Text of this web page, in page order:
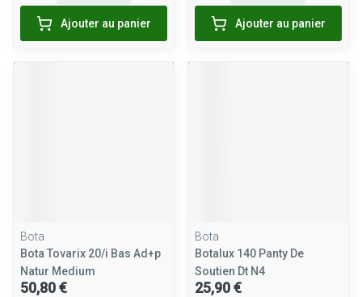
Ajouter au panier Ajouter au panier
Bota
Bota Tovarix 20/i Bas Ad+p
Natur Medium
50,80 €
Bota
Botalux 140 Panty De
Soutien Dt N4
25,90 €